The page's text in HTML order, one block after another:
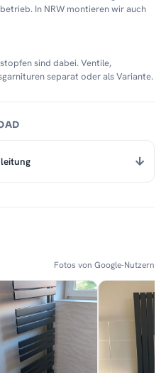
In NRW montieren wir auch
sind dabei. Ventile,
separat oder als Variante.
Fotos von Google-Nutzern